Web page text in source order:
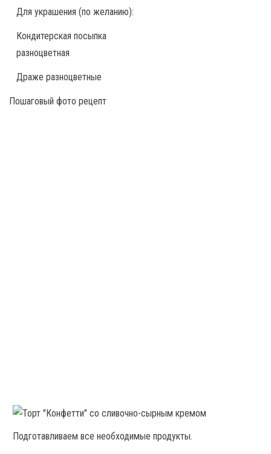
Для украшения (по желанию):
Кондитерская посыпка
разноцветная
Драже разноцветные
Пошаговый фото рецепт
Подготавливаем все необходимые продукты.